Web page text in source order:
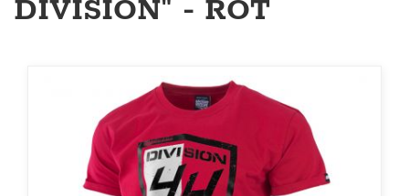
DIVISION" - ROT